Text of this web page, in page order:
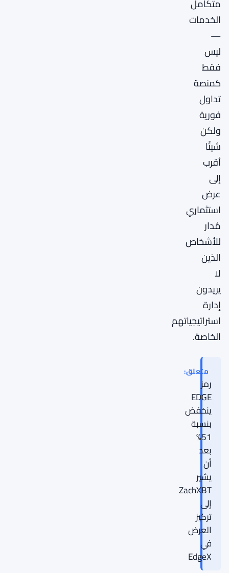
متكامل
الخدمات
—
ليس
فقط
كمنصة
تداول
فورية
ولكن
شيئًا
أقرب
إلى
عرض
استثماري
مُدار
للأشخاص
الذين
لا
يريدون
إدارة
استراتيجياتهم
الخاصة.
متعلق:
رمز
EDGE
ينخفض
بنسبة
51%
بعد
أن
يشير
ZachXBT
إلى
تركيز
العرض
في
EdgeX